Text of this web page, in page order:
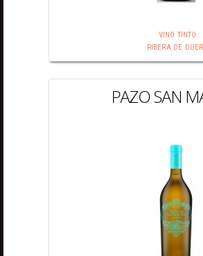
VINO TINTO
RIBERA DE
PAZO SAN